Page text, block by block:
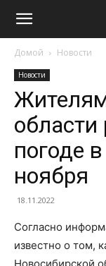
Домой Новости
Новости
области
погоде
ноября
18.11.2022
Согласно
известно о том,